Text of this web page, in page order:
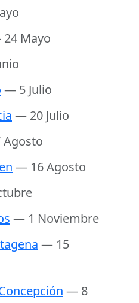
Mayo
— 5 Julio
— 20 Julio
— 16 Agosto
— 1 Noviembre
— 15
— 8